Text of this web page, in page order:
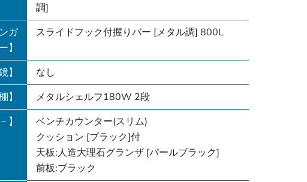
調]
ガ
ー】
スライドフック付握りバー [メタル調] 800L
】
なし
】
メタルシェルフ180W 2段
】
ベンチカウンター(スリム)
クッション [ブラック]付
天板:人造大理石グランザ [パールブラック]
前板:ブラック